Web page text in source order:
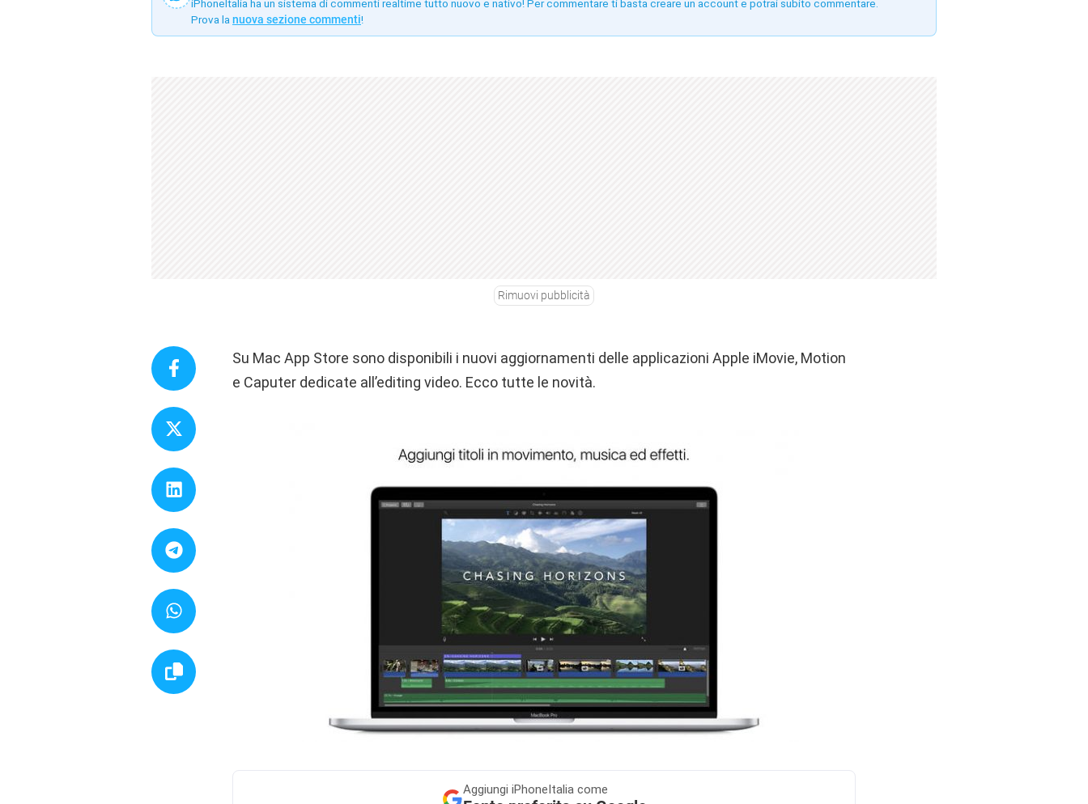
iPhoneItalia ha un sistema di commenti realtime tutto nuovo e nativo! Per commentare ti basta creare un account e potrai subito commentare.
Prova la nuova sezione commenti!
Rimuovi pubblicità
Su Mac App Store sono disponibili i nuovi aggiornamenti delle applicazioni Apple iMovie, Motion
e Caputer dedicate all’editing video. Ecco tutte le novità.
Aggiungi iPhoneItalia come